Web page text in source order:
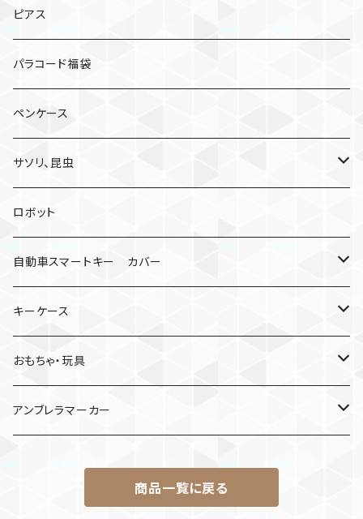
ピアス
パラコード福袋
ペンケース
サソリ、昆虫
サソリ
クモ
ロボット
自動車スマートキー カバー
日産
キーケース
MDF材
おもちゃ・玩具
けん玉
アンブレラマーカー
商品一覧に戻る